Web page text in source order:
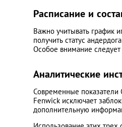
Расписание и
Важно учитывать график
получить статус
Особое внимание
Аналитические
Современные показатели
Fenwick исключает
дополнительную